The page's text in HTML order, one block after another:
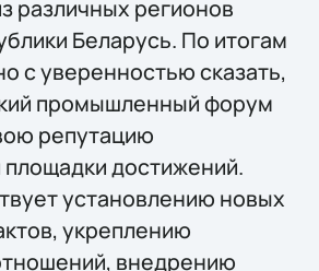
различных регионов
Беларусь. По итогам
с уверенностью сказать,
промышленный форум
репутацию
достижений.
установлению новых
укреплению
внедрению